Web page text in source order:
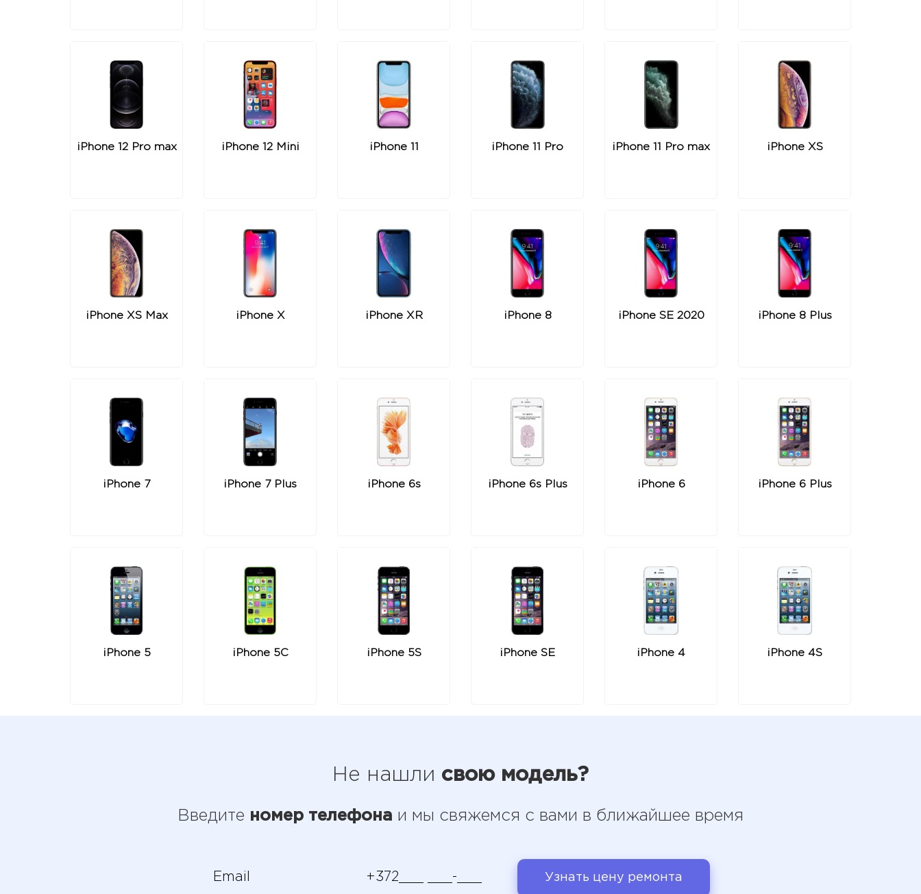
iPhone 12 Pro max iPhone 12 Mini iPhone 11 iPhone 11 Pro iPhone 11 Pro max iPhone XS
iPhone XS Max iPhone X iPhone XR iPhone 8 iPhone SE 2020 iPhone 8 Plus
iPhone 7 iPhone 7 Plus iPhone 6s iPhone 6s Plus iPhone 6 iPhone 6 Plus
iPhone 5 iPhone 5C iPhone 5S iPhone SE iPhone 4 iPhone 4S
Не нашли свою модель?
Введите номер телефона и мы свяжемся с вами в ближайшее время
Узнать цену ремонта